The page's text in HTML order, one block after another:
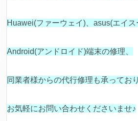
Huawei(ファーウェイ)、asus(エイ
Android(アンドロイド)端末の修理、
同業者様からの代行修理も承ってお
お気軽にお問い合わせくださいませ♪